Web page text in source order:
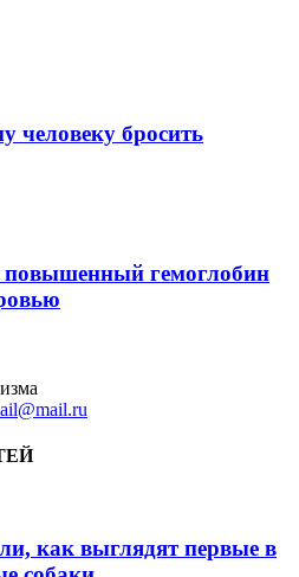
человеку бросить
гемоглобин
как выглядят первые в